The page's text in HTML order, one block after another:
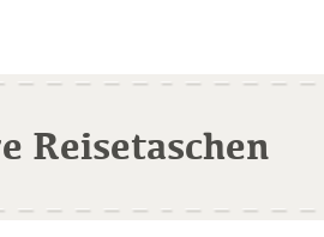
Reisetaschen